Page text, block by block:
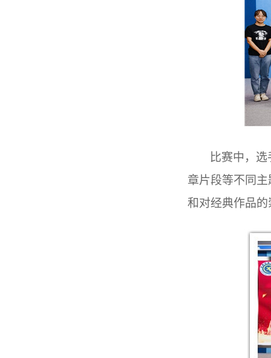
比赛中，
章片段等不同
和对经典作品